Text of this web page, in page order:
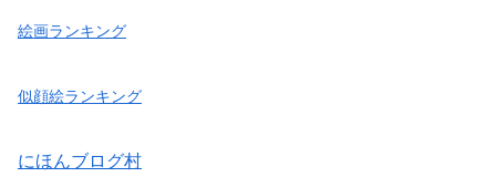
絵画ランキング
似顔絵ランキング
にほんブログ村